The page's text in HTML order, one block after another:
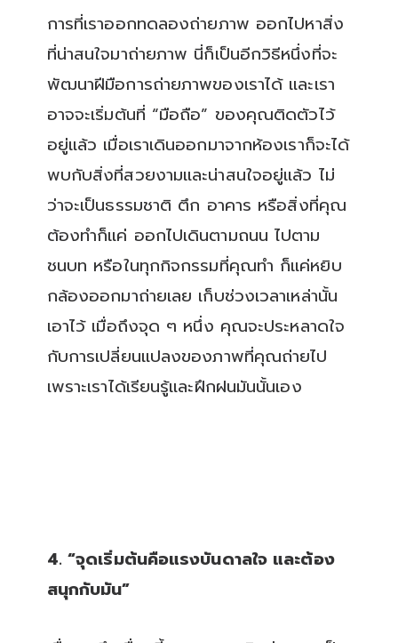
การที่เราออกทดลองถ่ายภาพ ออกไปหาสิ่ง
ที่น่าสนใจมาถ่ายภาพ นี่ก็เป็นอีกวิธีหนึ่งที่จะ
พัฒนาฝีมือการถ่ายภาพของเราได้ และเรา
อาจจะเริ่มต้นที่ “มือถือ” ของคุณติดตัวไว้
อยู่แล้ว เมื่อเราเดินออกมาจากห้องเราก็จะได้
พบกับสิ่งที่สวยงามและน่าสนใจอยู่แล้ว ไม่
ว่าจะเป็นธรรมชาติ ตึก อาคาร หรือสิ่งที่คุณ
ต้องทำก็แค่ ออกไปเดินตามถนน ไปตาม
ชนบท หรือในทุกกิจกรรมที่คุณทำ ก็แค่หยิบ
กล้องออกมาถ่ายเลย เก็บช่วงเวลาเหล่านั้น
เอาไว้ เมื่อถึงจุด ๆ หนึ่ง คุณจะประหลาดใจ
กับการเปลี่ยนแปลงของภาพที่คุณถ่ายไป
เพราะเราได้เรียนรู้และฝึกฝนมันนั้นเอง
4. “จุดเริ่มต้นคือแรงบันดาลใจ และต้อง
สนุกกับมัน”